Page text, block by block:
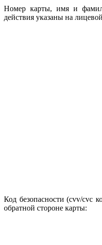
Номер карты, имя и
действия указаны на
Код безопасности (cvv/сvc
обратной стороне карты: